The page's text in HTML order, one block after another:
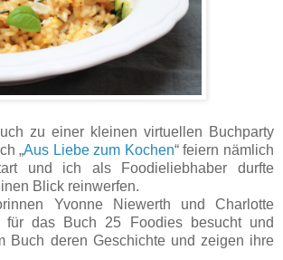
zu einer kleinen virtuellen Buchparty
„Aus Liebe zum Kochen“ feiern nämlich
und ich als Foodieliebhaber durfte
Blick reinwerfen.
Yvonne Niewerth und Charlotte
für das Buch 25 Foodies besucht und
Buch deren Geschichte und zeigen ihre